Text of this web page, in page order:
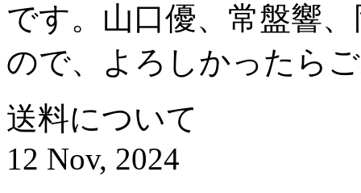
です。山口優、常盤響
ので、よろしかったら
送料について
12 Nov, 2024